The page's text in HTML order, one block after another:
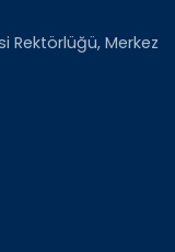
Rektörlüğü, Merkez